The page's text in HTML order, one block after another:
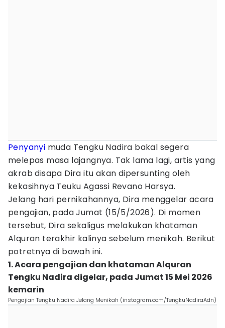
Penyanyi muda Tengku Nadira bakal segera
melepas masa lajangnya. Tak lama lagi, artis yang
akrab disapa Dira itu akan dipersunting oleh
kekasihnya Teuku Agassi Revano Harsya.
Jelang hari pernikahannya, Dira menggelar acara
pengajian, pada Jumat (15/5/2026). Di momen
tersebut, Dira sekaligus melakukan khataman
Alquran terakhir kalinya sebelum menikah. Berikut
potretnya di bawah ini.
1. Acara pengajian dan khataman Alquran
Tengku Nadira digelar, pada Jumat 15 Mei 2026
kemarin
Pengajian Tengku Nadira Jelang Menikah (instagram.com/TengkuNadiraAdn)